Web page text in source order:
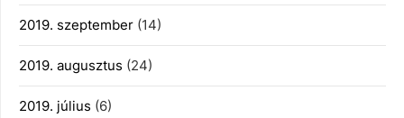
2019. szeptember (14)
2019. augusztus (24)
2019. július (6)